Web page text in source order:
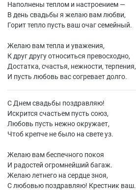
Наполнены теплом и настроением —
В день свадьбы я желаю вам любви,
Горит тепло пусть ваш очаг семейный.
Желаю вам тепла и уважения,
К друг другу относиться превосходно,
Достатка, счастья, нежности, терпения,
И пусть любовь вас согревает долго.
С Днем свадьбы поздравляю!
Искрится счастьем пусть союз,
Любовь пусть нежно окружает,
Чтоб крепче не было на свете уз.
Желаю вам беспечного покоя
И радостей огромнейший багаж.
Желаю летнего на сердце зноя,
С любовью поздравляю! Крестник ваш.